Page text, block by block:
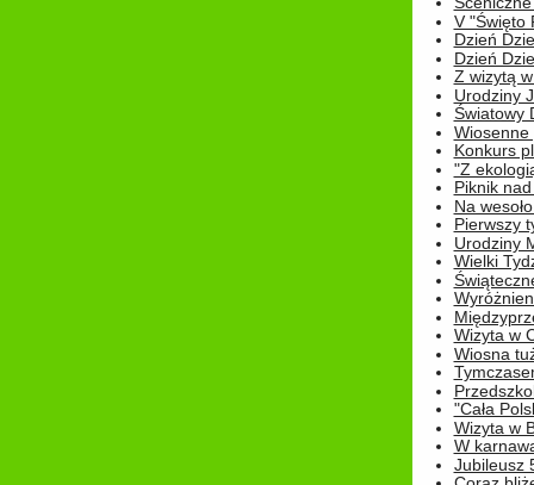
V "Święto
Dzień
Dzień
Z wizytą
Urodziny
Światowy
Wiosenne
Konkurs
"Z
Piknik
Na
Pierwszy
Urodziny
Wielki
Wizyta w
Wiosna
"Cała
Wizyta w
W
Jubileusz